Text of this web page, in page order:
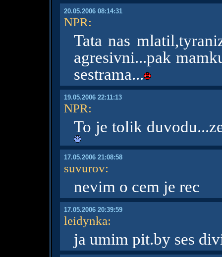
20.05.2006 08:14:31
NPR:
Tata nas
agresivni...pak
sestrama...
19.05.2006 22:11:13
NPR:
To je tolik
17.05.2006 21:08:58
suvurov:
nevim o cem je rec
17.05.2006 20:39:59
leidynka:
ja umim pit.by ses